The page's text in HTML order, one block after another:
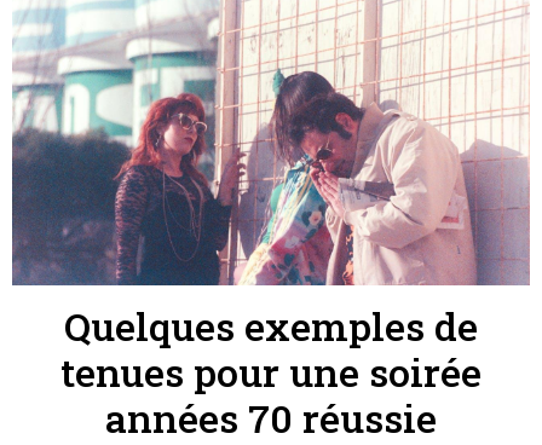
Quelques exemples de
tenues pour une soirée
années 70 réussie